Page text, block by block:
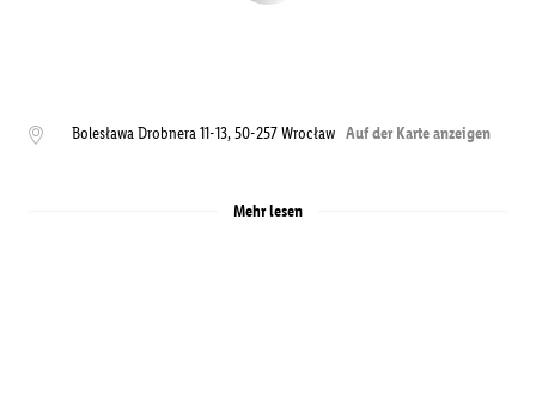
Bolesława Drobnera 11-13,50-257 Wrocław Auf der Karte anzeigen
Mehr lesen